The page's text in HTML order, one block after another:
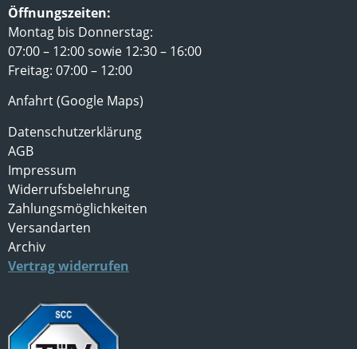
Öffnungszeiten:
Montag bis Donnerstag:
07:00 – 12:00 sowie 12:30 – 16:00
Freitag: 07:00 – 12:00
Anfahrt (Google Maps)
Datenschutzerklärung
AGB
Impressum
Widerrufsbelehrung
Zahlungsmöglichkeiten
Versandarten
Archiv
Vertrag widerrufen